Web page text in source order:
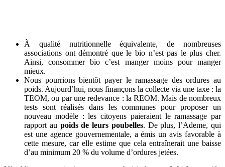
À qualité nutritionnelle équivalente, de nombreuses
associations ont démontré que le bio n’est pas le plus cher.
Ainsi, consommer bio c’est manger moins pour manger
mieux.
Nous pourrions bientôt payer le ramassage des ordures au
poids. Aujourd’hui, nous finançons la collecte via une taxe : la
TEOM, ou par une redevance : la REOM. Mais de nombreux
tests sont réalisés dans les communes pour proposer un
nouveau modèle : les citoyens paieraient le ramassage par
rapport au poids de leurs poubelles. De plus, l’Ademe, qui
est une agence gouvernementale, a émis un avis favorable à
cette mesure, car elle estime que cela entraînerait une baisse
d’au minimum 20 % du volume d’ordures jetées.